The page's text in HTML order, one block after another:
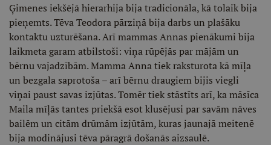
Ģimenes iekšējā hierarhija bija tradicionāla, kā tolaik bija
pieņemts. Tēva Teodora pārziņā bija darbs un plašāku
kontaktu uzturēšana. Arī mammas Annas pienākumi bija
laikmeta garam atbilstoši: viņa rūpējās par mājām un
bērnu vajadzībām. Mamma Anna tiek raksturota kā mīļa
un bezgala saprotoša – arī bērnu draugiem bijis viegli
viņai paust savas izjūtas. Tomēr tiek stāstīts arī, ka māsīca
Maila mīļās tantes priekšā esot klusējusi par savām nāves
bailēm un citām drūmām izjūtām, kuras jaunajā meitenē
bija modinājusi tēva pāragrā došanās aizsaulē.